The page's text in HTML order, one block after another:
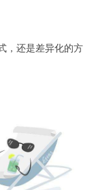
，还是差异化的方